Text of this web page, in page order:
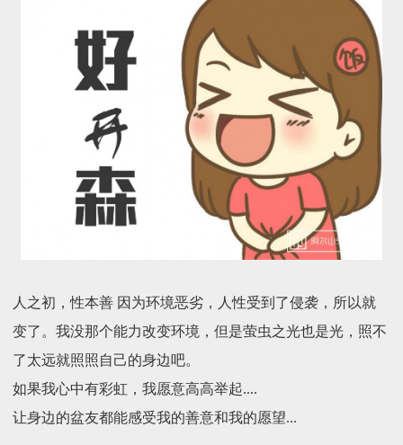
人之初，性本善 因为环境恶劣，人性受到了侵袭，所以就
变了。我没那个能力改变环境，但是萤虫之光也是光，照不
了太远就照照自己的身边吧。
如果我心中有彩虹，我愿意高高举起....
让身边的盆友都能感受我的善意和我的愿望...